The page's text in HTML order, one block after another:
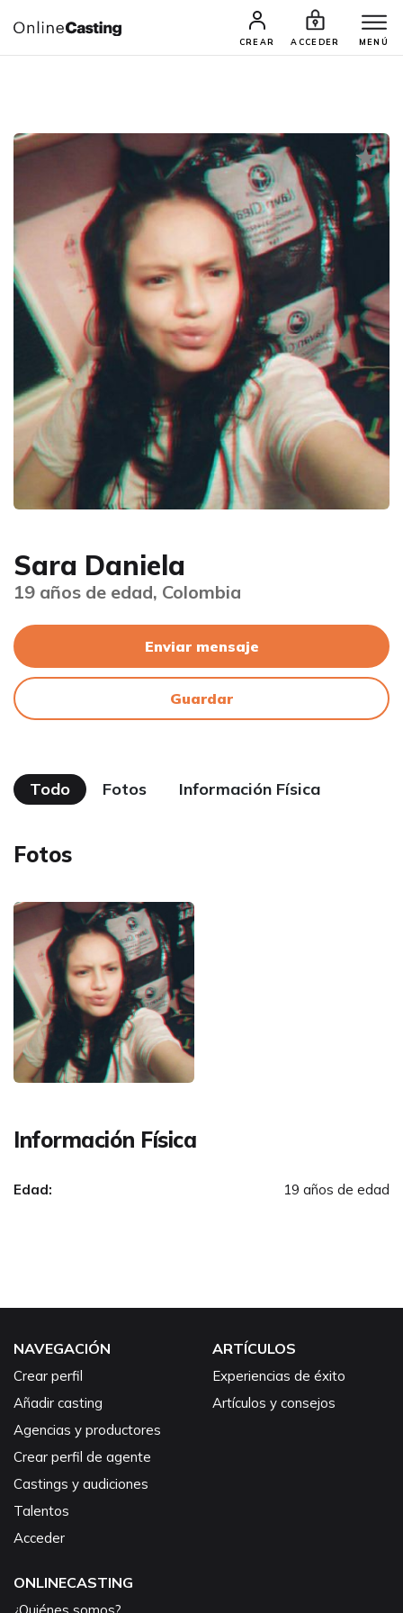
CREAR ACCEDER MENÚ
CASTINGS Y AUDICIONES TALENTOS
Sara Daniela
19 años de edad, Colombia
Enviar mensaje
Guardar
Todo Fotos Información Física
Fotos
Información Física
Edad: 19 años de edad
NAVEGACIÓN
Crear perfil
Añadir casting
Agencias y productores
Crear perfil de agente
Castings y audiciones
Talentos
Acceder
ARTÍCULOS
Experiencias de éxito
Artículos y consejos
ONLINECASTING